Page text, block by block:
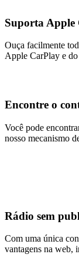
Suporta
Ouça facilmente
Apple CarPlay e
Encontre o
Você pode
nosso mecanismo
Rádio sem
Com uma única
vantagens na web,